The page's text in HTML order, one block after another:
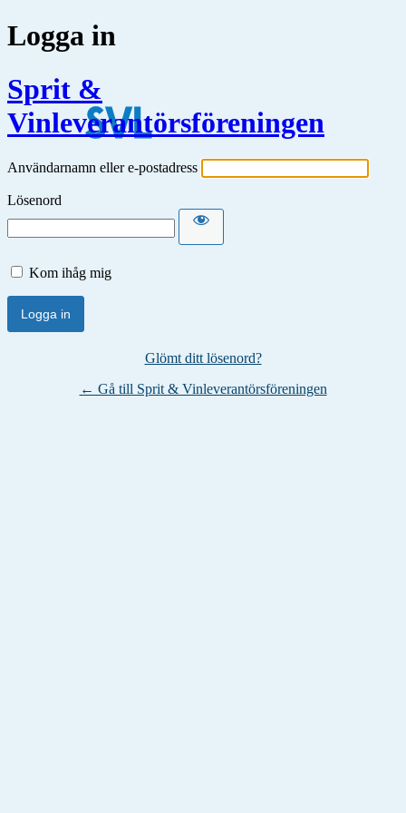
Logga in
Sprit &
Vinleverantörsföreningen
Användarnamn eller e-postadress
Lösenord
Kom ihåg mig
Glömt ditt lösenord?
← Gå till Sprit & Vinleverantörsföreningen